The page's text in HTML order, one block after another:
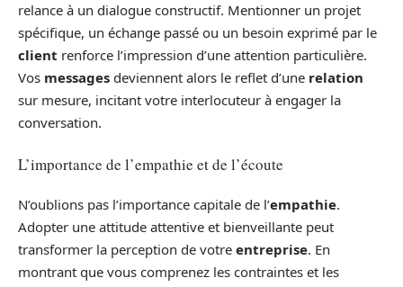
relance à un dialogue constructif. Mentionner un projet
spécifique, un échange passé ou un besoin exprimé par le
client renforce l’impression d’une attention particulière.
Vos messages deviennent alors le reflet d’une relation
sur mesure, incitant votre interlocuteur à engager la
conversation.
L’importance de l’empathie et de l’écoute
N’oublions pas l’importance capitale de l’empathie.
Adopter une attitude attentive et bienveillante peut
transformer la perception de votre entreprise. En
montrant que vous comprenez les contraintes et les